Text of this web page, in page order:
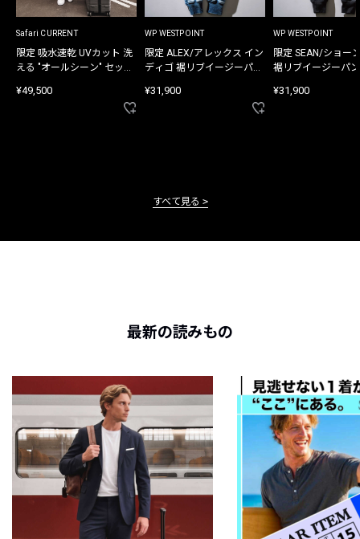
Safari CURRENT
限定 吸水速乾 UVカット 洗
える "オールシーン" セット
¥49,500
WP WESTPOINT
限定 ALEX/アレックス イン
ディゴ 裾リブイージーパン
¥31,900
WP WESTPOINT
限定 SEAN/ショー
裾リブイージーパ
¥31,900
すべて見る
最新の読みもの